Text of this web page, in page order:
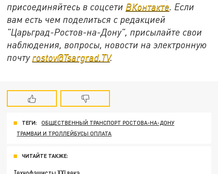
присоединяйтесь в соцсети ВКонтакте. Если
вам есть чем поделиться с редакцией
"Царьград-Ростов-на-Дону", присылайте свои
наблюдения, вопросы, новости на электронную
почту rostov@Tsargrad.ТV.
ТЕГИ:
ОБЩЕСТВЕННЫЙ ТРАНСПОРТ РОСТОВА-НА-ДОНУ
ТРАМВАИ И ТРОЛЛЕЙБУСЫ ОПЛАТА
ЧИТАЙТЕ ТАКЖЕ: